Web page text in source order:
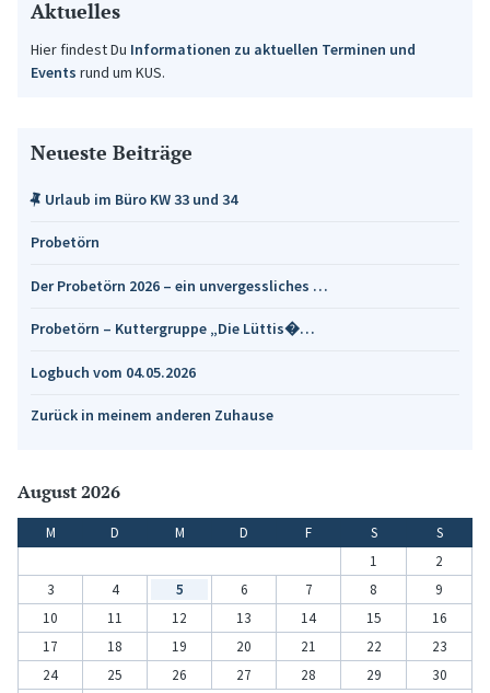
Aktuelles
Hier findest Du Informationen zu aktuellen Terminen und
Events rund um KUS.
Neueste Beiträge
Urlaub im Büro KW 33 und 34
Probetörn
Der Probetörn 2026 – ein unvergessliches …
Probetörn – Kuttergruppe „Die Lüttis�…
Logbuch vom 04.05.2026
Zurück in meinem anderen Zuhause
August 2026
M D M D F S
S
1
2
3
4 5 6 7 8
9
10
11 12 13 14 15
16
17
18 19 20 21 22
23
24
25 26 27 28 29
30